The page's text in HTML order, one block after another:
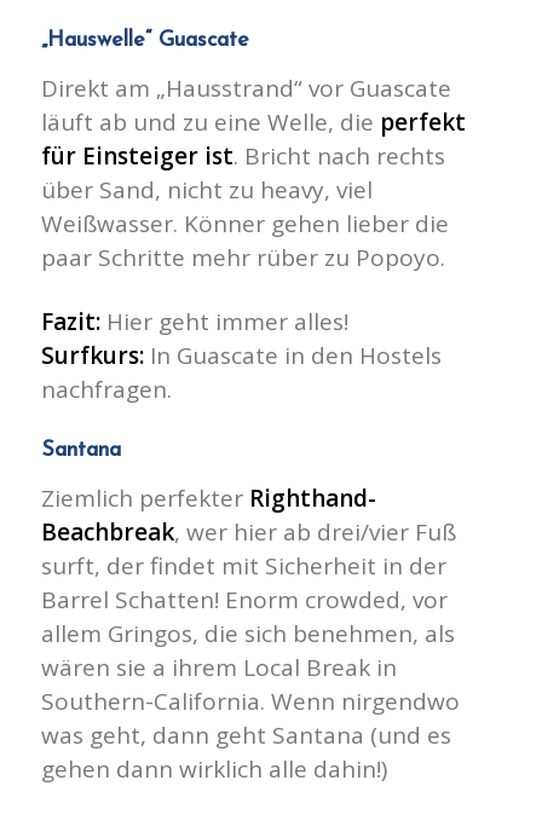
„Hauswelle“ Guascate
Direkt am „Hausstrand“ vor Guascate
läuft ab und zu eine Welle, die perfekt
für Einsteiger ist. Bricht nach rechts
über Sand, nicht zu heavy, viel
Weißwasser. Könner gehen lieber die
paar Schritte mehr rüber zu Popoyo.
Fazit:Hier geht immer alles!
Surfkurs:In Guascate in den Hostels
nachfragen.
Santana
Ziemlich perfekter Righthand-
Beachbreak, wer hier ab drei/vier Fuß
surft, der findet mit Sicherheit in der
Barrel Schatten! Enorm crowded, vor
allem Gringos, die sich benehmen, als
wären sie a ihrem Local Break in
Southern-California. Wenn nirgendwo
was geht, dann geht Santana (und es
gehen dann wirklich alle dahin!)